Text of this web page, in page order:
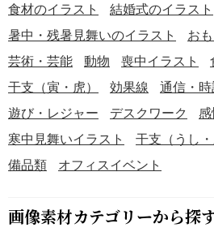
食材のイラスト
結婚式のイラスト
暑中・残暑見舞いのイラスト
お
芸術・芸能
動物 喪中イラスト
干支（寅・虎）
効果線 通信・
遊び・レジャー
デスクワーク
寒中見舞いイラスト
干支（うし・
備品類
オフィスイベント
画像素材カテゴリーから探